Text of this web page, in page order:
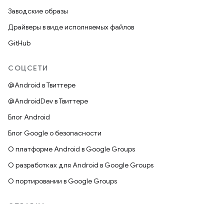
Заводские образы
Драйверы в виде исполняемых файлов
GitHub
СОЦСЕТИ
@Android в Твиттере
@AndroidDev в Твиттере
Блог Android
Блог Google о безопасности
О платформе Android в Google Groups
О разработках для Android в Google Groups
О портировании в Google Groups